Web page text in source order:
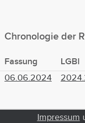
Chronologie der
Fassung LGBl
06.06.2024
Impressum